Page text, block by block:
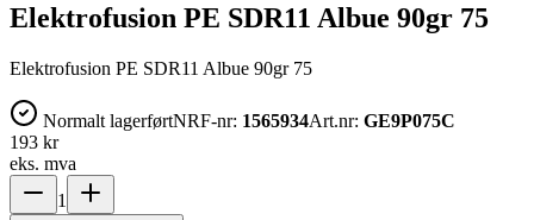
Elektrofusion PE SDR11 Albue 90gr 75
Elektrofusion PE SDR11 Albue 90gr 75
Normalt lagerførtNRF-nr: 1565934Art.nr: GE9P075C
193 kr
eks. mva
1